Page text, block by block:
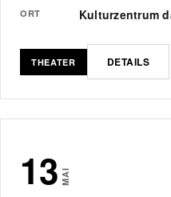
ORT Kulturzentrum
THEATER DETAILS
13 MAI